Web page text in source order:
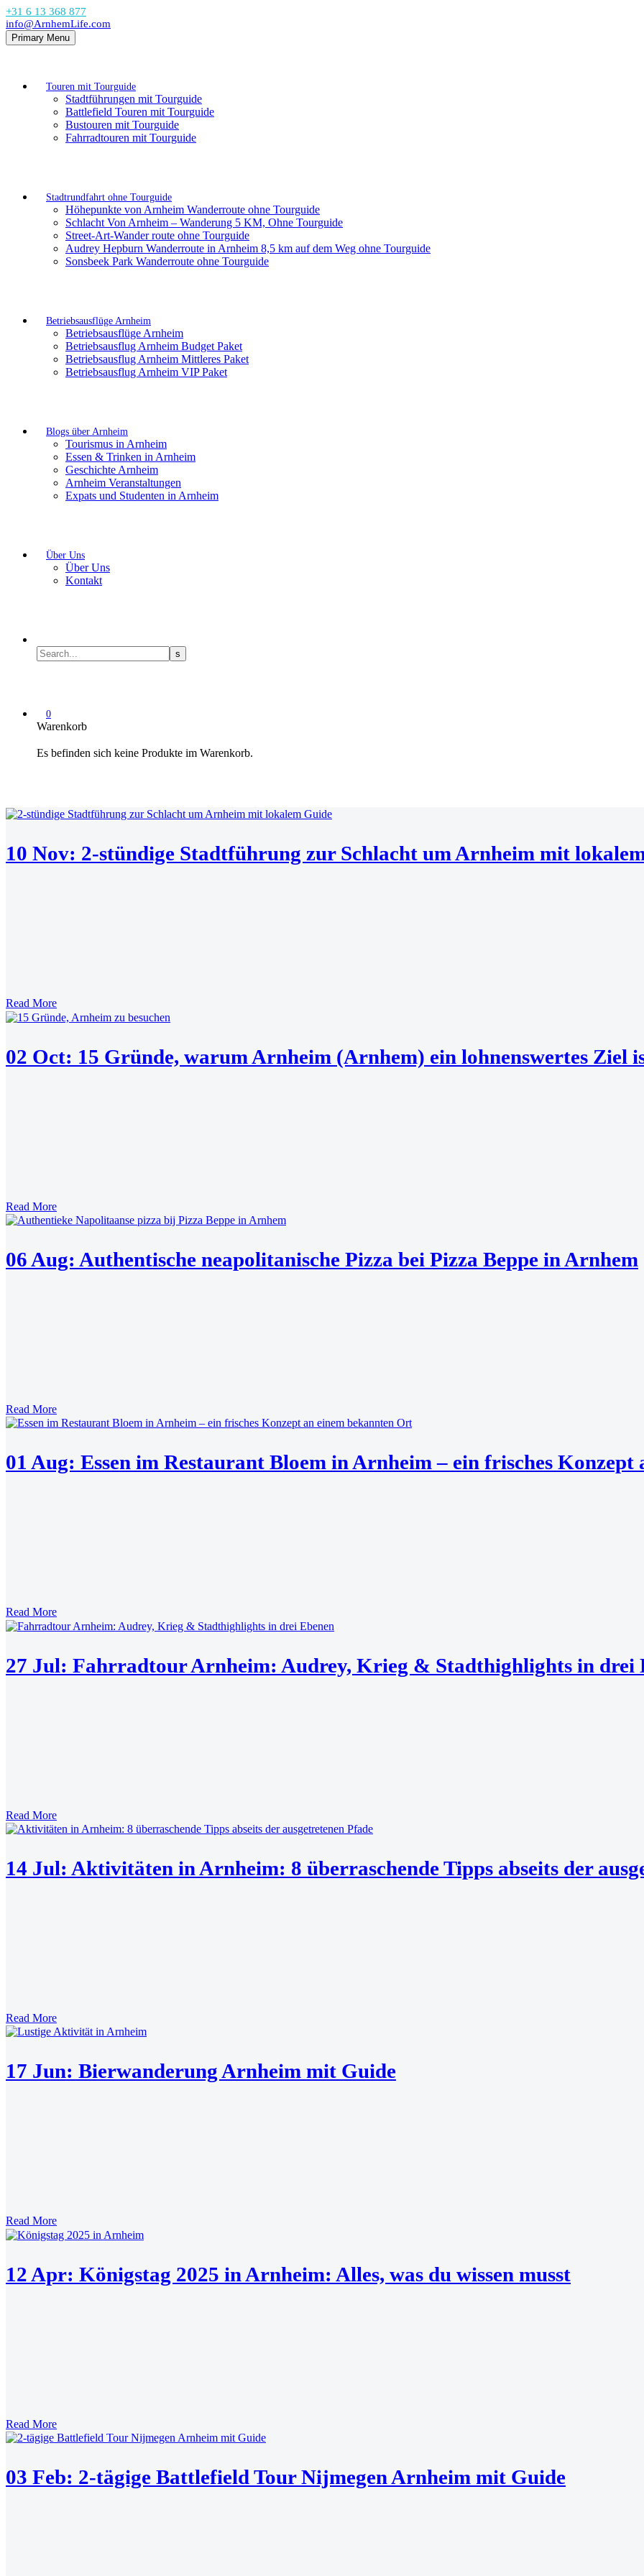
+31 6 13 368 877
info@ArnhemLife.com
Primary Menu
Touren mit Tourguide
Stadtführungen mit Tourguide
Battlefield Touren mit Tourguide
Bustouren mit Tourguide
Fahrradtouren mit Tourguide
Stadtrundfahrt ohne Tourguide
Höhepunkte von Arnheim Wanderroute ohne Tourguide
Schlacht Von Arnheim – Wanderung 5 KM, Ohne Tourguide
Street-Art-Wander route ohne Tourguide
Audrey Hepburn Wanderroute in Arnheim 8,5 km auf dem Weg ohne Tourguide
Sonsbeek Park Wanderroute ohne Tourguide
Betriebsausflüge Arnheim
Betriebsausflüge Arnheim
Betriebsausflug Arnheim Budget Paket
Betriebsausflug Arnheim Mittleres Paket
Betriebsausflug Arnheim VIP Paket
Blogs über Arnheim
Tourismus in Arnheim
Essen & Trinken in Arnheim
Geschichte Arnheim
Arnheim Veranstaltungen
Expats und Studenten in Arnheim
Über Uns
Über Uns
Kontakt
0
Warenkorb
Es befinden sich keine Produkte im Warenkorb.
10 Nov: 2-stündige Stadtführung zur Schlacht um Arnheim mit
Read More
02 Oct: 15 Gründe, warum Arnheim (Arnhem) ein lohnenswertes Ziel
Read More
06 Aug: Authentische neapolitanische Pizza bei Pizza Beppe in Arnhem
Read More
01 Aug: Essen im Restaurant Bloem in Arnheim – ein frisches
Read More
27 Jul: Fahrradtour Arnheim: Audrey, Krieg & Stadthighlights in drei
Read More
14 Jul: Aktivitäten in Arnheim: 8 überraschende Tipps abseits der
Read More
17 Jun: Bierwanderung Arnheim mit Guide
Read More
12 Apr: Königstag 2025 in Arnheim: Alles, was du wissen musst
Read More
03 Feb: 2-tägige Battlefield Tour Nijmegen Arnheim mit Guide